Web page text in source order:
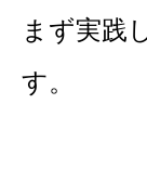
まず実践
す。